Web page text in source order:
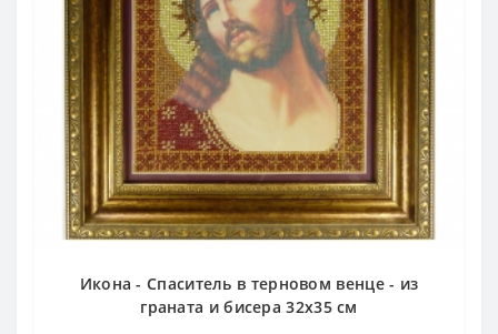
Икона - Спаситель в терновом венце - из
граната и бисера 32х35 см